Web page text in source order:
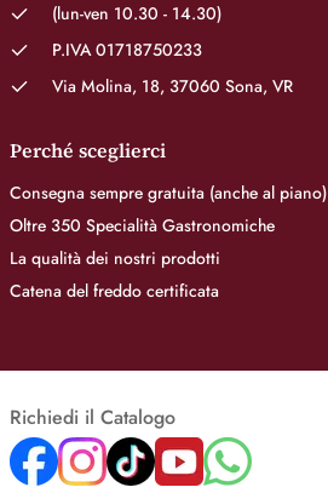
(lun-ven 10.30 - 14.30)
P.IVA 01718750233
Via Molina, 18, 37060 Sona, VR
Perché sceglierci
Consegna sempre gratuita (anche al piano)
Oltre 350 Specialità Gastronomiche
La qualità dei nostri prodotti
Catena del freddo certificata
Richiedi il Catalogo